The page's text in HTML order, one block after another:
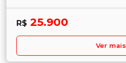
R$ 25.900
Ver mais